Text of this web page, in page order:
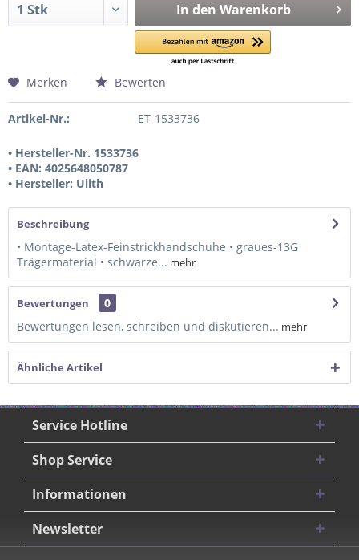
In den Warenkorb
Merken Bewerten
Artikel-Nr.: ET-1533736
• Hersteller-Nr. 1533736
• EAN: 4025648050787
• Hersteller: Ulith
Beschreibung
• Montage-Latex-Feinstrickhandschuhe • graues-13G
Trägermaterial • schwarze... mehr
Bewertungen
0
Bewertungen lesen, schreiben und diskutieren... mehr
Ähnliche Artikel
Service Hotline
Shop Service
Informationen
Newsletter